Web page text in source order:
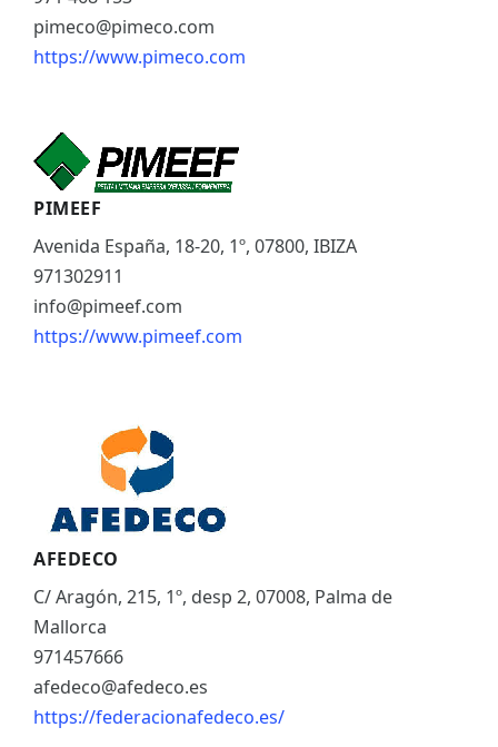
pimeco@pimeco.com
https://www.pimeco.com
PIMEEF
Avenida España, 18-20, 1º, 07800, IBIZA
971302911
info@pimeef.com
https://www.pimeef.com
AFEDECO
C/ Aragón, 215, 1º, desp 2, 07008, Palma de
Mallorca
971457666
afedeco@afedeco.es
https://federacionafedeco.es/